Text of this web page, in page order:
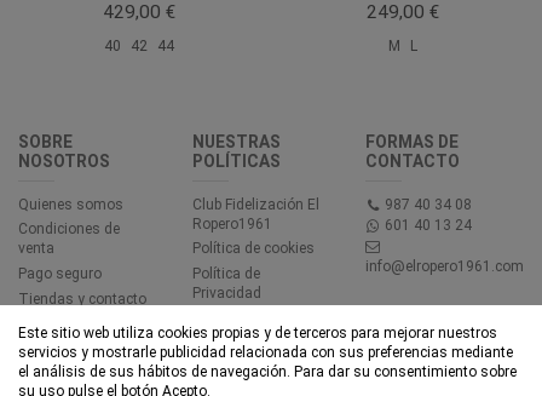
429,00 €
40 42 44
249,00 €
M L
SOBRE
NOSOTROS
Quienes somos
Condiciones de
venta
Pago seguro
Tiendas y contacto
NUESTRAS
POLÍTICAS
Club Fidelización El
Ropero1961
Política de cookies
Política de
Privacidad
Accesibilidad
FORMAS DE
CONTACTO
987 40 34 08
601 40 13 24
info@elropero1961.com
Este sitio web utiliza cookies propias y de terceros para mejorar nuestros
servicios y mostrarle publicidad relacionada con sus preferencias mediante
el análisis de sus hábitos de navegación. Para dar su consentimiento sobre
su uso pulse el botón Acepto.